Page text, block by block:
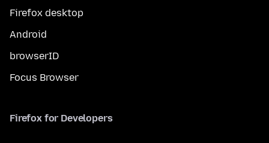
Firefox desktop
Android
browserID
Focus Browser
Firefox for Developers